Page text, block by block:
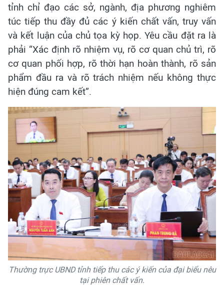
tỉnh chỉ đạo các sở, ngành, địa phương nghiêm
túc tiếp thu đầy đủ các ý kiến chất vấn, truy vấn
và kết luận của chủ tọa kỳ họp. Yêu cầu đặt ra là
phải “Xác định rõ nhiệm vụ, rõ cơ quan chủ trì, rõ
cơ quan phối hợp, rõ thời hạn hoàn thành, rõ sản
phẩm đầu ra và rõ trách nhiệm nếu không thực
hiện đúng cam kết”.
Thường trực UBND tỉnh tiếp thu các ý kiến của đại biểu nêu
tại phiên chất vấn.